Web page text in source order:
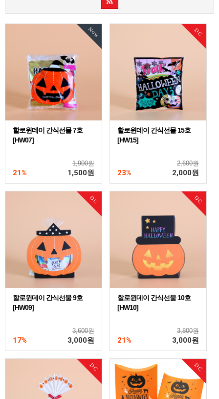
Now
할로윈데이 간식선물 7호
[HW07]
1,900원
21% 1,500원
DC
할로윈데이 간식선물 15호
[HW15]
2,600원
23% 2,000원
DC
할로윈데이 간식선물 9호
[HW09]
3,600원
17% 3,000원
DC
할로윈데이 간식선물 10호
[HW10]
3,800원
21% 3,000원
DC DC